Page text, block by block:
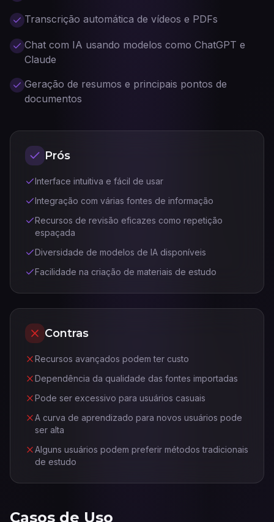
Transcrição automática de vídeos e PDFs
Chat com IA usando modelos como ChatGPT e
Claude
Geração de resumos e principais pontos de
documentos
Prós
Interface intuitiva e fácil de usar
Integração com várias fontes de informação
Recursos de revisão eficazes como repetição
espaçada
Diversidade de modelos de IA disponíveis
Facilidade na criação de materiais de estudo
Contras
Recursos avançados podem ter custo
Dependência da qualidade das fontes importadas
Pode ser excessivo para usuários casuais
A curva de aprendizado para novos usuários pode
ser alta
Alguns usuários podem preferir métodos tradicionais
de estudo
Casos de Uso